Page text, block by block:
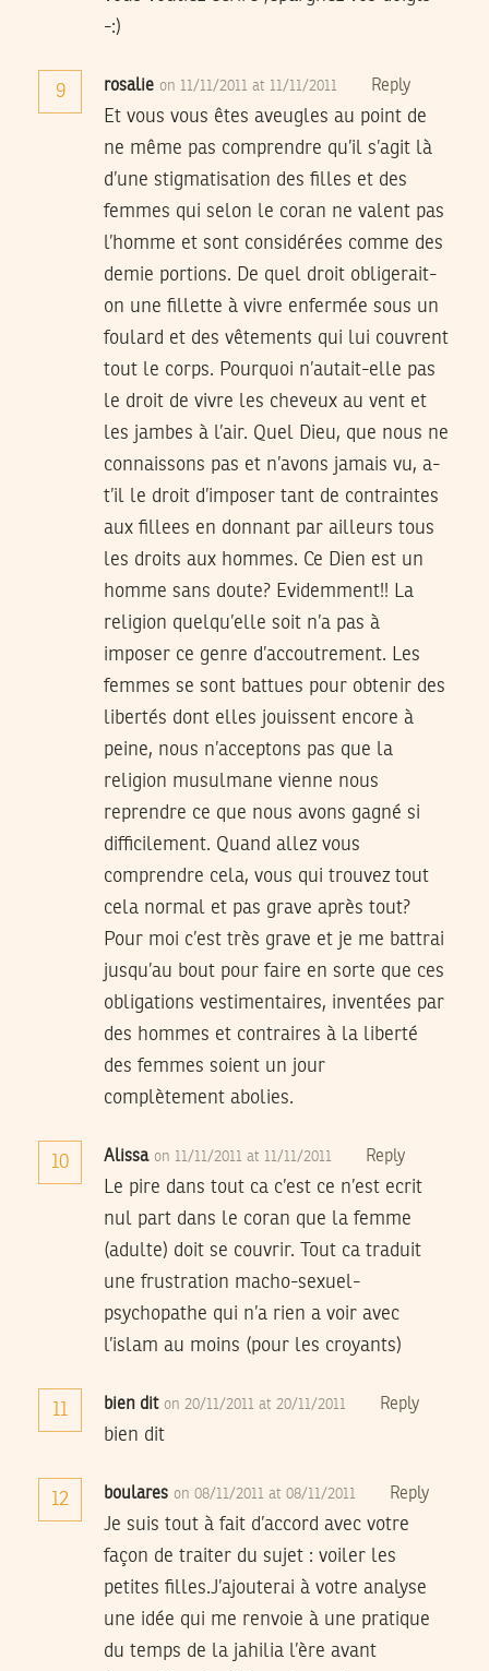
-:)
9 rosalie on 11/11/2011 at 11/11/2011 Reply
Et vous vous êtes aveugles au point de
ne même pas comprendre qu’il s’agit là
d’une stigmatisation des filles et des
femmes qui selon le coran ne valent pas
l’homme et sont considérées comme des
demie portions. De quel droit obligerait-
on une fillette à vivre enfermée sous un
foulard et des vêtements qui lui couvrent
tout le corps. Pourquoi n’autait-elle pas
le droit de vivre les cheveux au vent et
les jambes à l’air. Quel Dieu, que nous ne
connaissons pas et n’avons jamais vu, a-
t’il le droit d’imposer tant de contraintes
aux fillees en donnant par ailleurs tous
les droits aux hommes. Ce Dien est un
homme sans doute? Evidemment!! La
religion quelqu’elle soit n’a pas à
imposer ce genre d’accoutrement. Les
femmes se sont battues pour obtenir des
libertés dont elles jouissent encore à
peine, nous n’acceptons pas que la
religion musulmane vienne nous
reprendre ce que nous avons gagné si
difficilement. Quand allez vous
comprendre cela, vous qui trouvez tout
cela normal et pas grave après tout?
Pour moi c’est très grave et je me battrai
jusqu’au bout pour faire en sorte que ces
obligations vestimentaires, inventées par
des hommes et contraires à la liberté
des femmes soient un jour
complètement abolies.
10 Alissa on 11/11/2011 at 11/11/2011 Reply
Le pire dans tout ca c’est ce n’est ecrit
nul part dans le coran que la femme
(adulte) doit se couvrir. Tout ca traduit
une frustration macho-sexuel-
psychopathe qui n’a rien a voir avec
l’islam au moins (pour les croyants)
11 bien dit on 20/11/2011 at 20/11/2011 Reply
bien dit
12 boulares on 08/11/2011 at 08/11/2011 Reply
Je suis tout à fait d’accord avec votre
façon de traiter du sujet : voiler les
petites filles.J’ajouterai à votre analyse
une idée qui me renvoie à une pratique
du temps de la jahilia l’ère avant